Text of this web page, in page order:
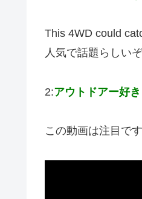
This 4WD could
人気で話題らしい
2:アウトドアー好き
この動画は注目です